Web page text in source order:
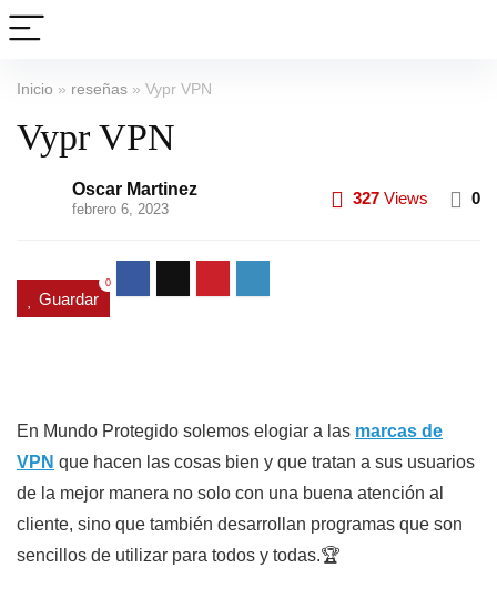
Inicio » reseñas » Vypr VPN
Vypr VPN
Oscar Martinez
febrero 6, 2023
327 Views 0
Guardar
0
En Mundo Protegido solemos elogiar a las marcas de
VPN que hacen las cosas bien y que tratan a sus usuarios
de la mejor manera no solo con una buena atención al
cliente, sino que también desarrollan programas que son
sencillos de utilizar para todos y todas.🏆